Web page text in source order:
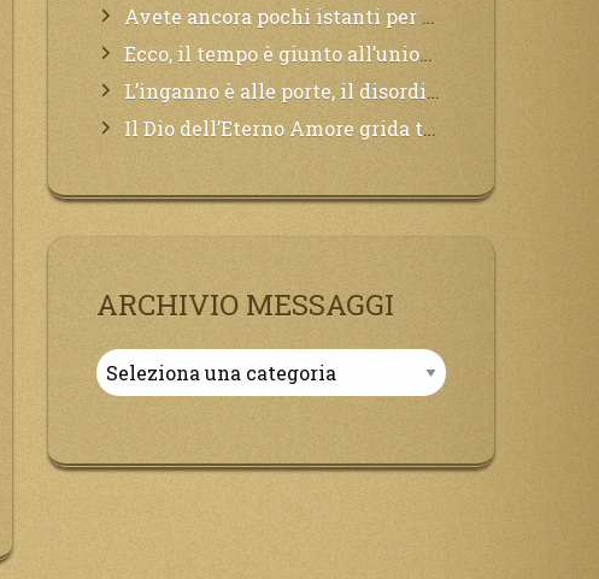
Avete ancora pochi istanti per convertirvi, non perdete tempo, la sciagura arriverà all’improvviso e per chi non si sarà preparato saranno dolori.
Ecco, il tempo è giunto all’unione del Padre con il figlio, non avete che da attendere pochissimo.
L’inganno è alle porte, il disordine degli ordinati urlerà perdono, ma sarà troppo tardi, il tradimento è stato grande!
Il Dio dell’Eterno Amore grida tutto il Suo bene per i Suoi,richiama a Sé i lontani, affinché si pentano e tornino a Lui:
ARCHIVIO MESSAGGI
Archivio
Messaggi